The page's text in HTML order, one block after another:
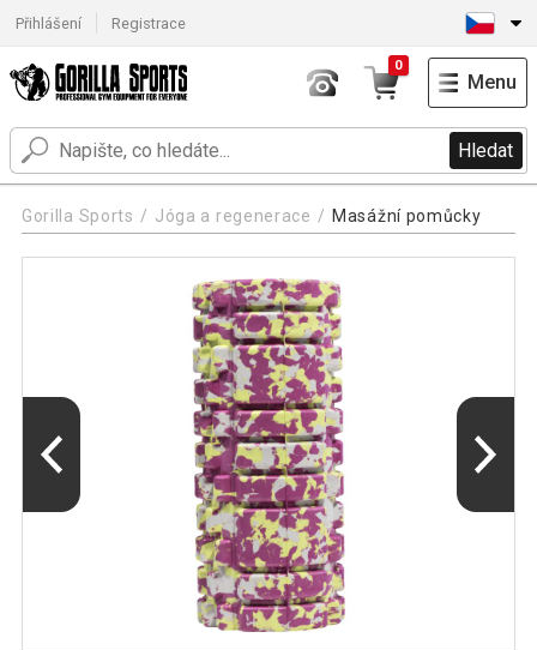
Přihlášení Registrace
Hledat
0
Menu
Gorilla Sports Jóga a regenerace Masážní pomůcky